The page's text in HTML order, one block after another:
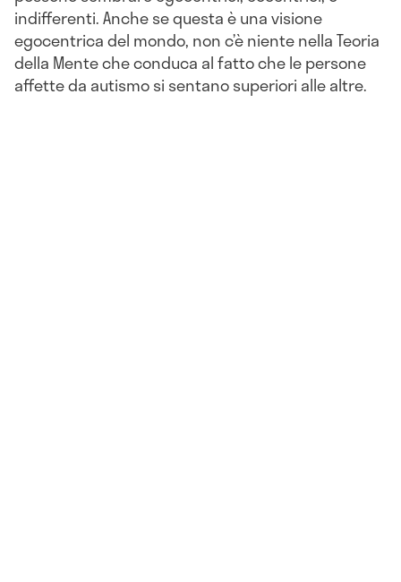
indifferenti. Anche se questa è una visione
egocentrica del mondo, non c’è niente nella Teoria
della Mente che conduca al fatto che le persone
affette da autismo si sentano superiori alle altre.